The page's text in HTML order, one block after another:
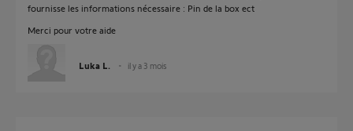
fournisse les informations nécessaire : Pin de la box ect
Merci pour votre aide
Luka L. il y a 3 mois